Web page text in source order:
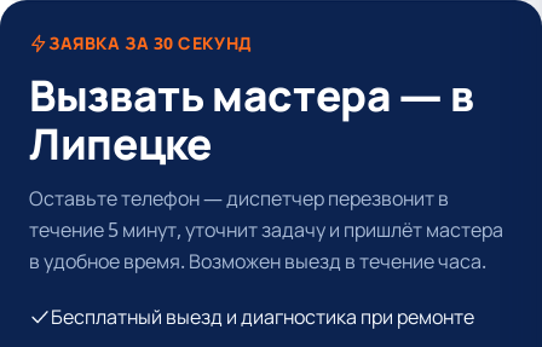
ЗАЯВКА ЗА 30 СЕКУНД
Вызвать мастера — в
Липецке
Оставьте телефон — диспетчер перезвонит в
течение 5 минут, уточнит задачу и пришлёт мастера
в удобное время. Возможен выезд в течение часа.
Бесплатный выезд и диагностика при ремонте